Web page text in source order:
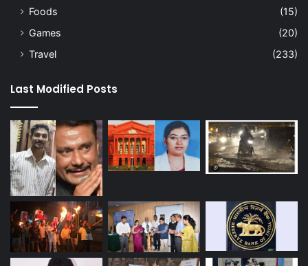
Foods
(15)
Games
(20)
Travel
(233)
Last Modified Posts